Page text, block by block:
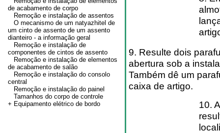
de acabamento de corpo
Remoção e instalação de assentos
O mecanismo de um natyazhitel de
um cinto de assento de um assento
dianteiro - a informação geral
Remoção e instalação de
componentes de cintos de assento
Remoção e instalação de elementos
de acabamento de salão
Remoção e instalação do consolo
central
Remoção e instalação do painel
Tamanhos do corpo de controle
+ Equipamento elétrico de bordo
9. Resulte dois
abertura sob a
Também dê um
caixa de artigo.
10.